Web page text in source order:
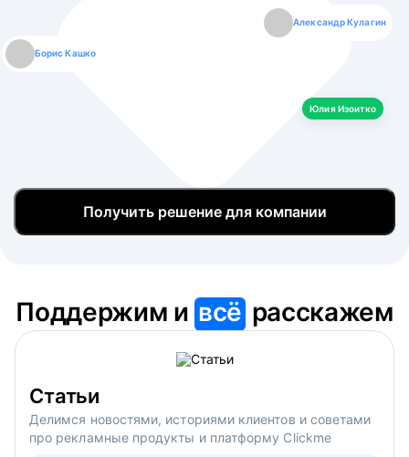
Борис Кашко
Александр Кулагин
Юлия Изоитко
Юлия Изоитко
Даниил Макаров
Александр Кулагин
Екатерина Лазаренко
Даниил Макаров
Борис Кашко
Екатерина Лазаренко
Юлия Изоитко
Получить решение для компании
Поддержим ивсё расскажем
Статьи
Делимся новостями, историями клиентов и советами
про рекламные продукты и платформу Clickme